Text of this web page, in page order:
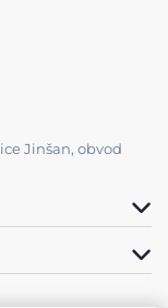
Jinšan, obvod